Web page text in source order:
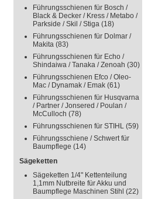
Führungsschienen für Bosch /
Black & Decker / Kress / Metabo /
Parkside / Skil / Stiga (18)
Führungsschienen für Dolmar /
Makita (83)
Führungsschienen für Echo /
Shindaiwa / Tanaka / Zenoah (30)
Führungsschienen Efco / Oleo-
Mac / Dynamak / Emak (61)
Führungsschienen für Husqvarna
/ Partner / Jonsered / Poulan /
McCulloch (78)
Führungsschienen für STIHL (59)
Führungsschiene / Schwert für
Baumpflege (14)
Sägeketten
Sägeketten 1/4" Kettenteilung
1,1mm Nutbreite für Akku und
Baumpflege Maschinen Stihl (22)